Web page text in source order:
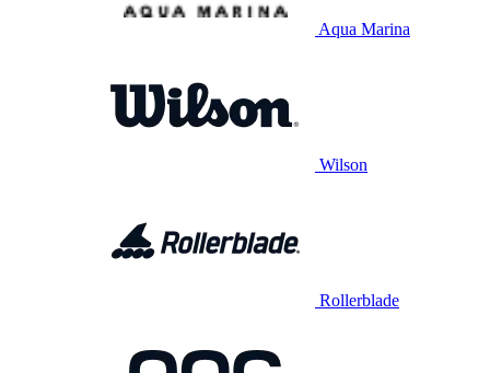
Aqua Marina
Wilson
Rollerblade